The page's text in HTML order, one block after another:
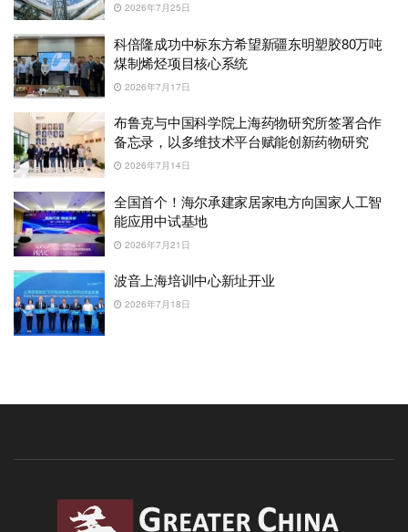
2026年7月25日
科倍隆成功中标东方希望新疆东明塑胶80万吨
煤制烯烃项目核心系统
2026年7月17日
布鲁克与中国科学院上海药物研究所签署合作
备忘录，以多维技术平台赋能创新药物研究
2026年7月14日
全国首个！海尔承建家居家电方向国家人工智
能应用中试基地
2026年7月21日
波音上海培训中心新址开业
2026年7月18日